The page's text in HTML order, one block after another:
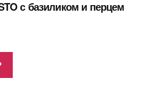
с базиликом и перцем